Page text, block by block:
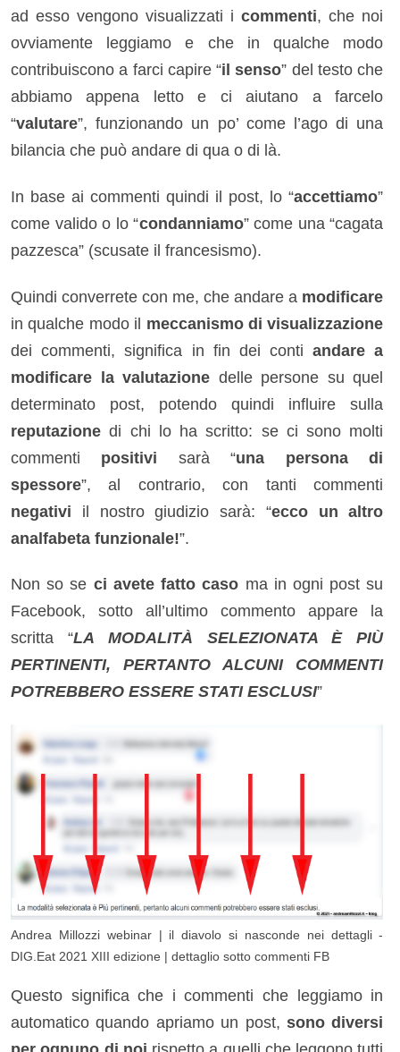
ad esso vengono visualizzati icommenti, che noi
ovviamente leggiamo e che in qualche modo
contribuiscono a farci capire “il senso” del testo che
abbiamo appena letto e ci aiutano a farcelo
“valutare”, funzionando un po’ come l’ago di una
bilancia che può andare di qua o di là.
In base ai commenti quindi il post, lo “accettiamo”
come valido o lo “condanniamo” come una “cagata
pazzesca” (scusate il francesismo).
Quindi converrete con me, che andare a modificare
in qualche modo il meccanismo di visualizzazione
dei commenti, significa in fin dei contiandare a
modificare la valutazione delle persone su quel
determinato post, potendo quindi influire sulla
reputazione di chi lo ha scritto: se ci sono molti
commenti positivi sarà “una persona di
spessore”, al contrario, con tanti commenti
negativi il nostro giudizio sarà: “ecco un altro
analfabeta funzionale!”.
Non so se ci avete fatto caso ma in ogni post su
Facebook, sotto all’ultimo commento appare la
scritta “LA MODALITÀ SELEZIONATA È PIÙ
PERTINENTI, PERTANTO ALCUNI COMMENTI
POTREBBERO ESSERE STATI ESCLUSI”
Andrea Millozzi webinar | il diavolo si nasconde nei dettagli -
DIG.Eat 2021 XIII edizione | dettaglio sotto commenti FB
Questo significa che i commenti che leggiamo in
automatico quando apriamo un post, sono diversi